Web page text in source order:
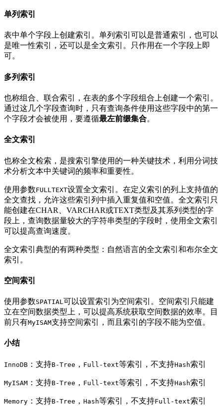
单列索引
表中单个字段上创建索引。单列索引可以是普通索引，也可以
是唯一性索引，还可以是全文索引。只作用在一个字段上即
可。
多列索引
也称组合、联合索引，在表的多个字段组合上创建一个索引。
通过这几个字段查询时，只有查询条件使用这些字段中的第一
个字段才会被使用，要遵循最左前缀集合。
全文索引
也称全文检索，是搜索引擎使用的一种关键技术，利用分词技
术分析文本中关键词的频率和重要性。
使用参数FULLTEXT设置全文索引。在定义索引的列上支持值的
全文查找，允许这些索引列中插入重复值和空值。全文索引只
能创建在CHAR、VARCHAR或TEXT类型及其系列类型的字
段上，查询数据量较大的字符串类型的字段时，使用全文索引
可以提高查询速度。
全文索引典型的有两种类型：自然语言的全文索引和布尔全文
索引。
空间索引
使用参数SPATIAL可以设置索引为空间索引。空间索引只能建
立在空间数据类型上，可以提高系统获取空间数据的效率。目
前只有MyISAM支持空间索引，而且索引的字段不能为空值。
小结
InnoDB ：支持B-Tree ， Full-text等索引，不支持Hash索引
MyISAM ：支持B-Tree ， Full-text等索引，不支持Hash索引
Memory ：支持B-Tree ， Hash等索引，不支持Full-text索引